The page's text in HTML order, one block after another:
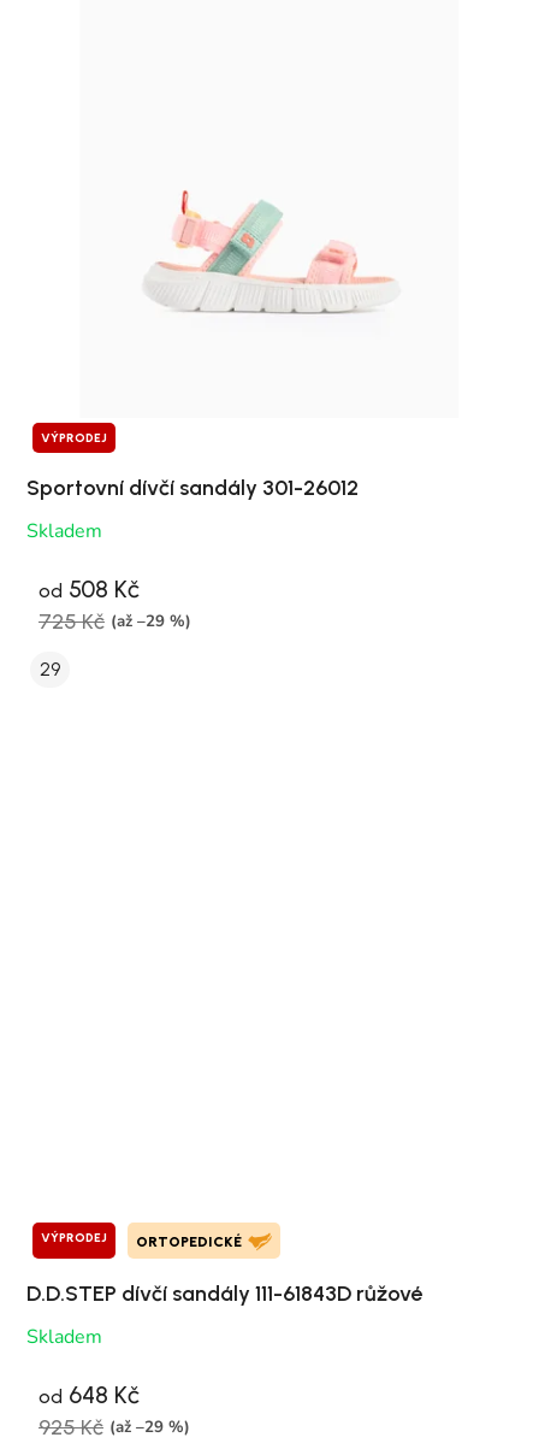
VÝPRODEJ
Sportovní dívčí sandály 301-26012
Skladem
od 508 Kč
725 Kč (až –29 %)
29
VÝPRODEJ ORTOPEDICKÉ
D.D.STEP dívčí sandály 111-61843D růžové
Skladem
od 648 Kč
925 Kč (až –29 %)